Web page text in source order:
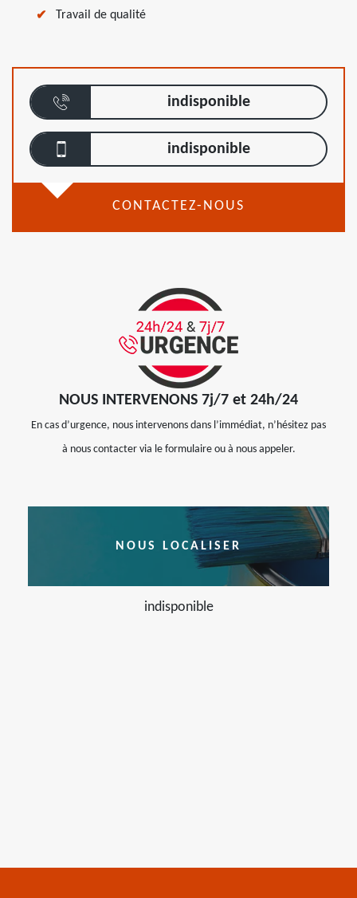
Travail de qualité
indisponible
indisponible
CONTACTEZ-NOUS
NOUS INTERVENONS 7j/7 et 24h/24
En cas d’urgence, nous intervenons dans l’immédiat, n’hésitez pas
à nous contacter via le formulaire ou à nous appeler.
NOUS LOCALISER
indisponible